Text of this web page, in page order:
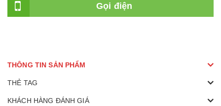
Gọi điện
THÔNG TIN SẢN PHẨM
THẺ TAG
KHÁCH HÀNG ĐÁNH GIÁ